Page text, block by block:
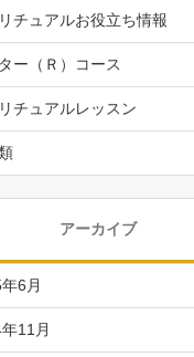
チュアルお役立ち情報
ー（Ｒ）コース
チュアルレッスン
アーカイブ
6月
11月